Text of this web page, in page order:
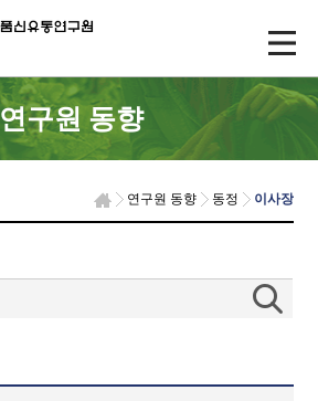
연구원 동향
연구원 동향 동정 이사장